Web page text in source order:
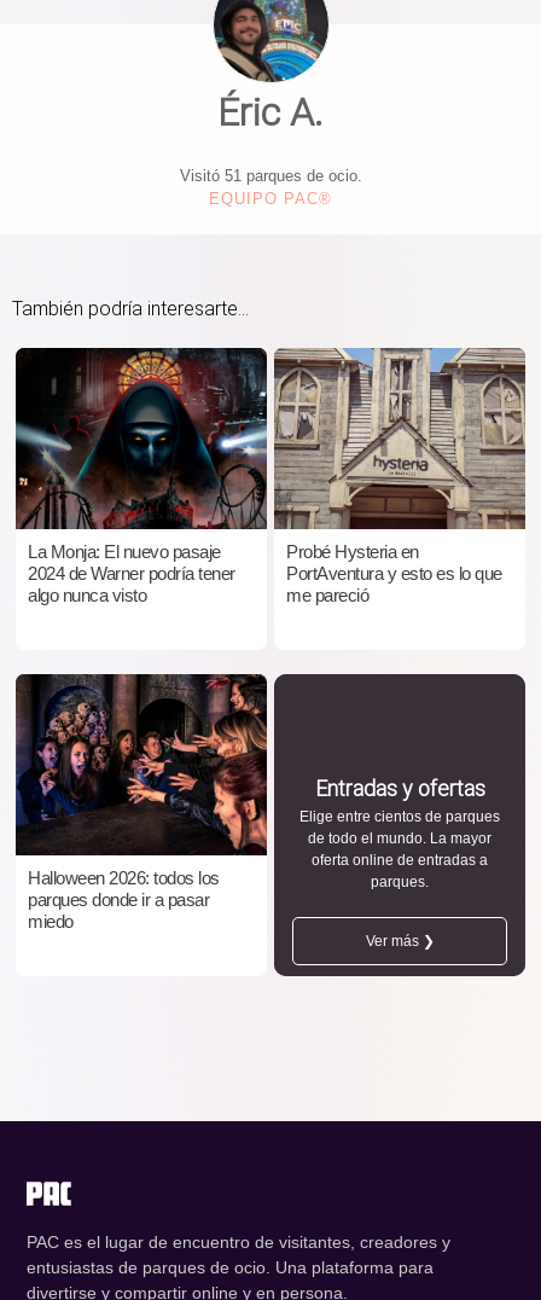
Éric A.
Visitó 51 parques de ocio.
EQUIPO PAC®
También podría interesarte...
La Monja: El nuevo pasaje
2024 de Warner podría tener
algo nunca visto
Probé Hysteria en
PortAventura y esto es lo que
me pareció
Halloween 2026: todos los
parques donde ir a pasar
miedo
Entradas y ofertas
Elige entre cientos de parques
de todo el mundo. La mayor
oferta online de entradas a
parques.
Ver más ❯
PAC es el lugar de encuentro de visitantes, creadores y
entusiastas de parques de ocio. Una plataforma para
divertirse y compartir online y en persona.